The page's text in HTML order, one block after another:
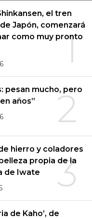
1
el tren
de Japón, comenzará
como muy pronto
2
pesan mucho, pero
años”
3
hierro y coladores
propia de la
de Iwate
de Kaho’, de